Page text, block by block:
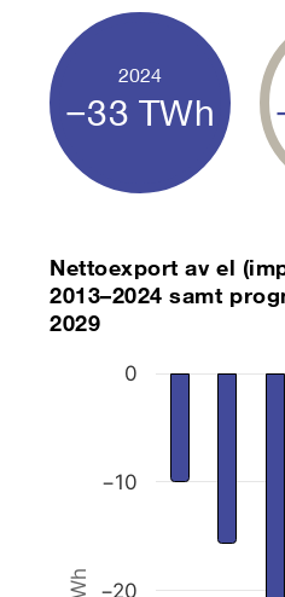
2024
−33 TWh
Nettoexport av el
2013–2024 samt
2029
The chart has 1 Y
−20
−10
0